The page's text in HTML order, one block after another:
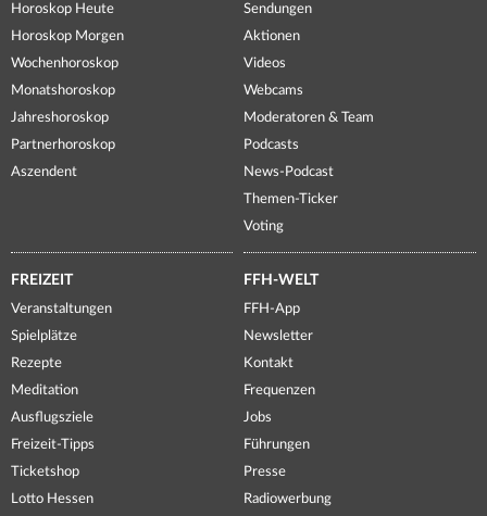
Horoskop Heute
Horoskop Morgen
Wochenhoroskop
Monatshoroskop
Jahreshoroskop
Partnerhoroskop
Aszendent
Sendungen
Aktionen
Videos
Webcams
Moderatoren & Team
Podcasts
News-Podcast
Themen-Ticker
Voting
FREIZEIT
Veranstaltungen
Spielplätze
Rezepte
Meditation
Ausflugsziele
Freizeit-Tipps
Ticketshop
Lotto Hessen
FFH-WELT
FFH-App
Newsletter
Kontakt
Frequenzen
Jobs
Führungen
Presse
Radiowerbung